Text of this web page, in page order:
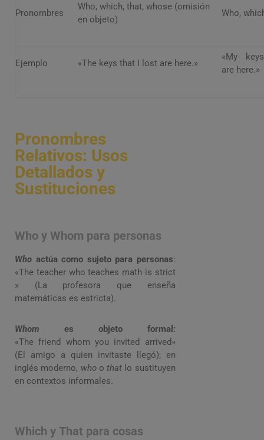
Pronombres
Who, which, that, whose (omisión
en objeto)
Who,
Ejemplo «The keys that I lost are here.»
«My
are here.»
Pronombres
Relativos: Usos
Detallados y
Sustituciones
Who y Whom para personas
Who actúa como sujeto para personas:
«The teacher who teaches math is strict
» (La profesora que enseña
matemáticas es estricta).
Whom es objeto formal:
«The friend whom you invited arrived»
(El amigo a quien invitaste llegó); en
inglés moderno, who othat lo sustituyen
en contextos informales.
Which y That para cosas